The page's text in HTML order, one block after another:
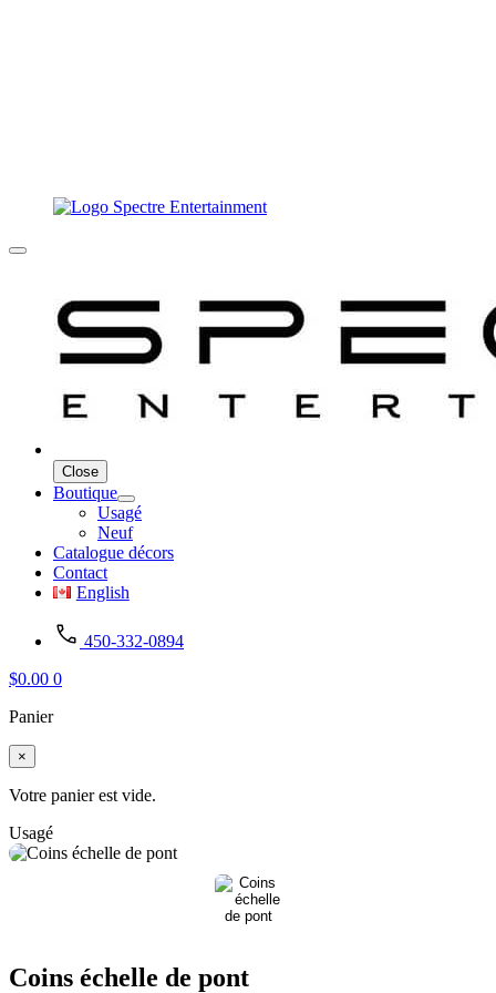
Close
Boutique
Usagé
Neuf
Catalogue décors
Contact
English
450-332-0894
$0.00 0
Panier
×
Votre panier est vide.
Usagé
Coins échelle de pont